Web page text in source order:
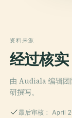
资料来源
经过核实
由 Audiala 编辑团
研撰写。
最后审核： April